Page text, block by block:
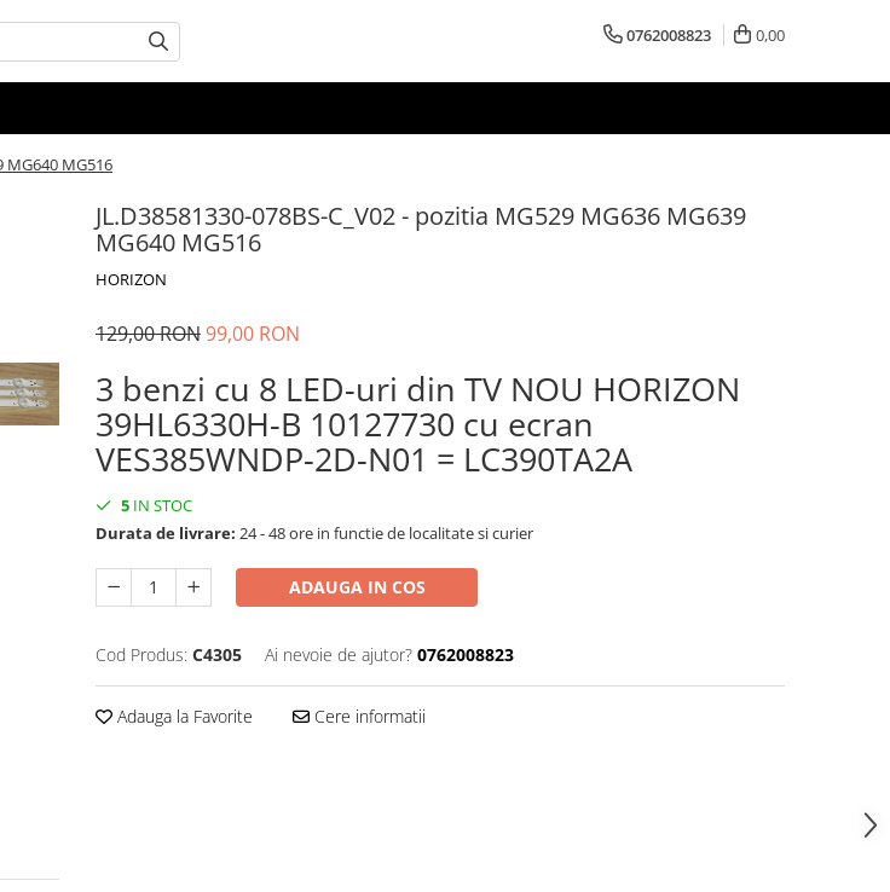
0762008823 0,00
MG640 MG516
JL.D38581330-078BS-C_V02 - pozitia MG529 MG636 MG639
MG640 MG516
HORIZON
129,00 RON99,00 RON
3 benzi cu 8 LED-uri din TV NOU HORIZON
39HL6330H-B 10127730 cu ecran
VES385WNDP-2D-N01 = LC390TA2A
5 IN STOC
Durata de livrare: 24 - 48 ore in functie de localitate si curier
ADAUGA IN COS
Cod Produs: C4305 Ai nevoie de ajutor? 0762008823
Adauga la Favorite Cere informatii